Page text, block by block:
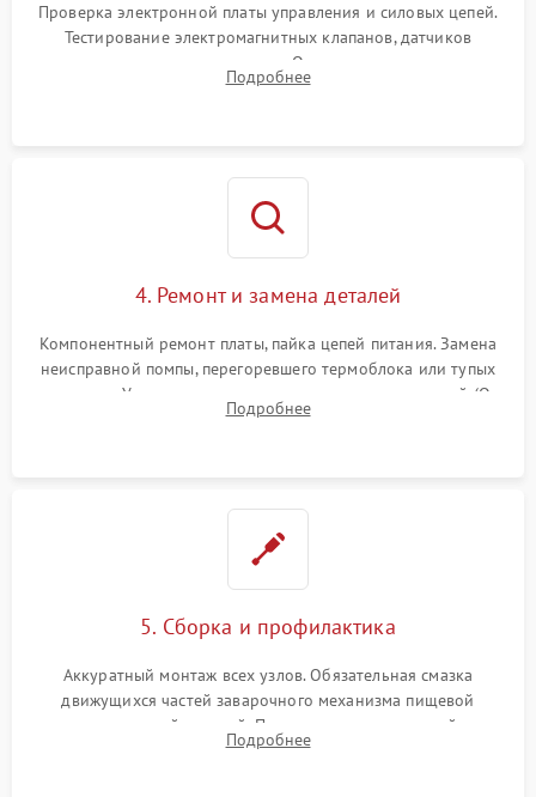
Проверка электронной платы управления и силовых цепей.
Тестирование электромагнитных клапанов, датчиков
температуры и расходомера. Оценка степени износа
жерновов кофемолки, уплотнительных колец гидросистемы
Подробнее
4. Ремонт и замена деталей
Компонентный ремонт платы, пайка цепей питания. Замена
неисправной помпы, перегоревшего термоблока или тупых
жерновов. Установка новых силиконовых уплотнителей (O-
ring) и тефлоновых трубок для надежного устранения
Подробнее
5. Сборка и профилактика
Аккуратный монтаж всех узлов. Обязательная смазка
движущихся частей заварочного механизма пищевой
силиконовой смазкой. Проведение программной
декальцинации и очистки системы от кофейных масел.
Подробнее